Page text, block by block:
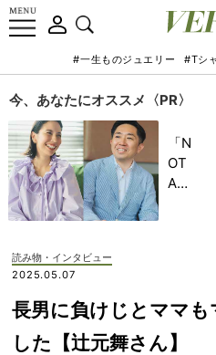
#一生ものジュエリー #Tシ
今、あなたにオススメ〈PR〉
「N
OT
A
記憶
に一
生残
読み物・インタビュー
2025.05.07
長男に負けじとママ
した【辻元舞さん】